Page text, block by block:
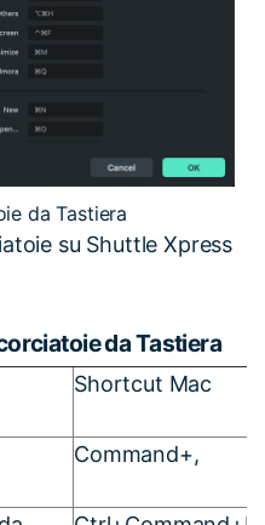
da Tastiera
su Shuttle Xpress
da Tastiera
Shortcut Mac
Command+,